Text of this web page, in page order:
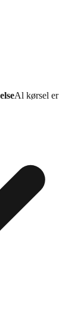
Al kørsel er